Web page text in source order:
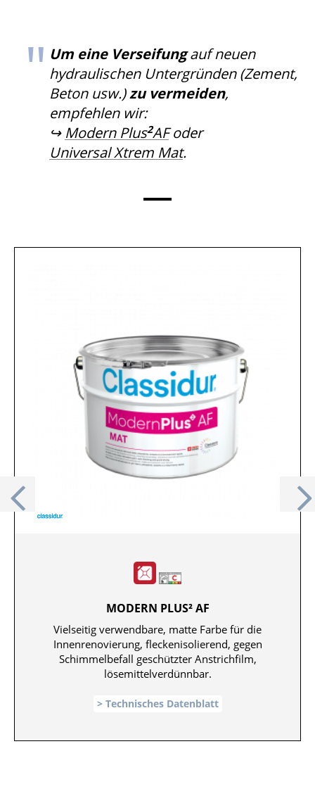
Um eine Verseifungauf neuen
hydraulischen Untergründen (Zement,
Beton usw.)zu vermeiden,
empfehlen wir:
↪ Modern Plus2AFoder
Universal Xtrem Mat.
MODERN PLUS² AF
Vielseitig verwendbare, matte Farbe für die
Innenrenovierung, fleckenisolierend, gegen
Schimmelbefall geschützter Anstrichfilm,
lösemittelverdünnbar.
Technisches Datenblatt